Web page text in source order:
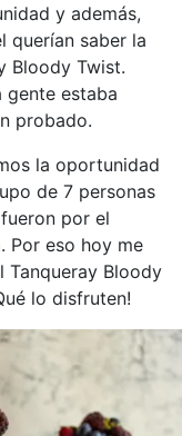
y además,
querían saber la
Bloody Twist.
gente estaba
probado.
la oportunidad
de 7 personas
por el
Por eso hoy me
Bloody
lo disfruten!